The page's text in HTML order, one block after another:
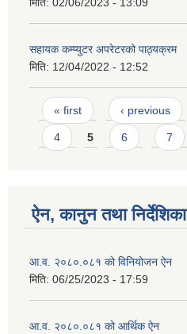
मिति: 02/06/2023 - 13:09
सहायक कम्प्युटर अपरेटरको पाठ्यक्रम
मिति: 12/04/2022 - 12:52
Pages
« first ‹ previous
4 5 6 7
ऐन, कानुन तथा निर्देशिका
आ.व. २०८०.०८१ को विनियोजन ऐन
मिति: 06/25/2023 - 17:59
आ.व. २०८०.०८१ को आर्थिक ऐन